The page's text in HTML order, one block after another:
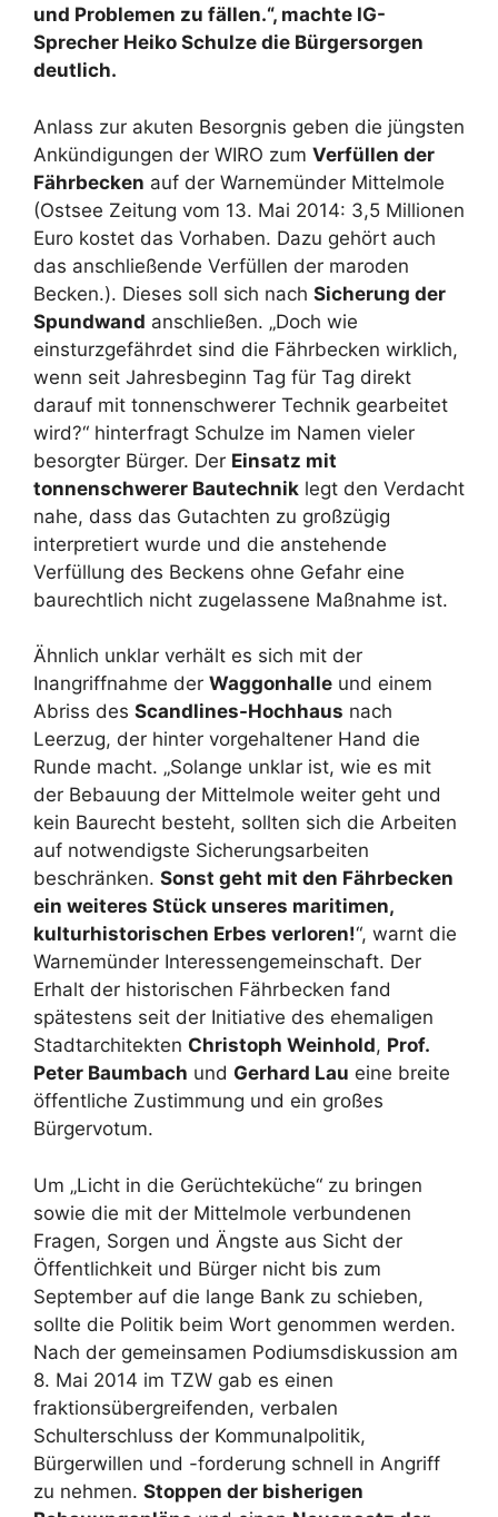
und Problemen zu fällen.“, machte IG-
Sprecher Heiko Schulze die Bürgersorgen
deutlich.
Anlass zur akuten Besorgnis geben die jüngsten
Ankündigungen der WIRO zum Verfüllen der
Fährbecken auf der Warnemünder Mittelmole
(Ostsee Zeitung vom 13. Mai 2014: 3,5 Millionen
Euro kostet das Vorhaben. Dazu gehört auch
das anschließende Verfüllen der maroden
Becken.). Dieses soll sich nach Sicherung der
Spundwand anschließen. „Doch wie
einsturzgefährdet sind die Fährbecken wirklich,
wenn seit Jahresbeginn Tag für Tag direkt
darauf mit tonnenschwerer Technik gearbeitet
wird?“ hinterfragt Schulze im Namen vieler
besorgter Bürger. Der Einsatz mit
tonnenschwerer Bautechnik legt den Verdacht
nahe, dass das Gutachten zu großzügig
interpretiert wurde und die anstehende
Verfüllung des Beckens ohne Gefahr eine
baurechtlich nicht zugelassene Maßnahme ist.
Ähnlich unklar verhält es sich mit der
Inangriffnahme der Waggonhalle und einem
Abriss des Scandlines-Hochhaus nach
Leerzug, der hinter vorgehaltener Hand die
Runde macht. „Solange unklar ist, wie es mit
der Bebauung der Mittelmole weiter geht und
kein Baurecht besteht, sollten sich die Arbeiten
auf notwendigste Sicherungsarbeiten
beschränken. Sonst geht mit den Fährbecken
ein weiteres Stück unseres maritimen,
kulturhistorischen Erbes verloren!“, warnt die
Warnemünder Interessengemeinschaft. Der
Erhalt der historischen Fährbecken fand
spätestens seit der Initiative des ehemaligen
Stadtarchitekten Christoph Weinhold, Prof.
Peter Baumbach und Gerhard Lau eine breite
öffentliche Zustimmung und ein großes
Bürgervotum.
Um „Licht in die Gerüchteküche“ zu bringen
sowie die mit der Mittelmole verbundenen
Fragen, Sorgen und Ängste aus Sicht der
Öffentlichkeit und Bürger nicht bis zum
September auf die lange Bank zu schieben,
sollte die Politik beim Wort genommen werden.
Nach der gemeinsamen Podiumsdiskussion am
8. Mai 2014 im TZW gab es einen
fraktionsübergreifenden, verbalen
Schulterschluss der Kommunalpolitik,
Bürgerwillen und -forderung schnell in Angriff
zu nehmen. Stoppen der bisherigen